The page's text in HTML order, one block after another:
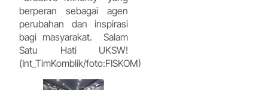
berperan sebagai agen
perubahan dan inspirasi
bagi masyarakat. Salam
Satu Hati UKSW!
(Int_TimKomblik/foto:FISKOM)